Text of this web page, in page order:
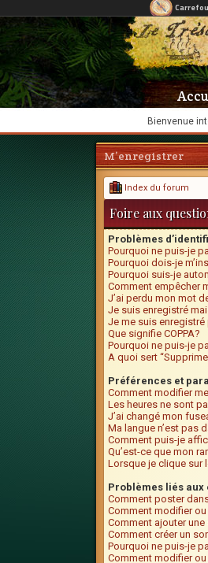
Bienvenue
M’enregistrer
Index du forum
Foire aux
Problèmes
Pourquoi ne puis-je
Pourquoi dois-je
Pourquoi suis-je
Comment empêcher
J’ai perdu mon mot
Je suis enregistré
Je me suis
Que signifie COPPA?
Pourquoi ne puis-je
A quoi sert
Préférences et
Comment modifier
Les heures ne sont
J’ai changé mon
Ma langue n’est pas
Comment puis-je
Qu’est-ce que mon
Lorsque je clique sur
Problèmes liés aux
Comment poster
Comment modifier
Comment ajouter
Comment créer un
Pourquoi ne puis-je
Comment modifier